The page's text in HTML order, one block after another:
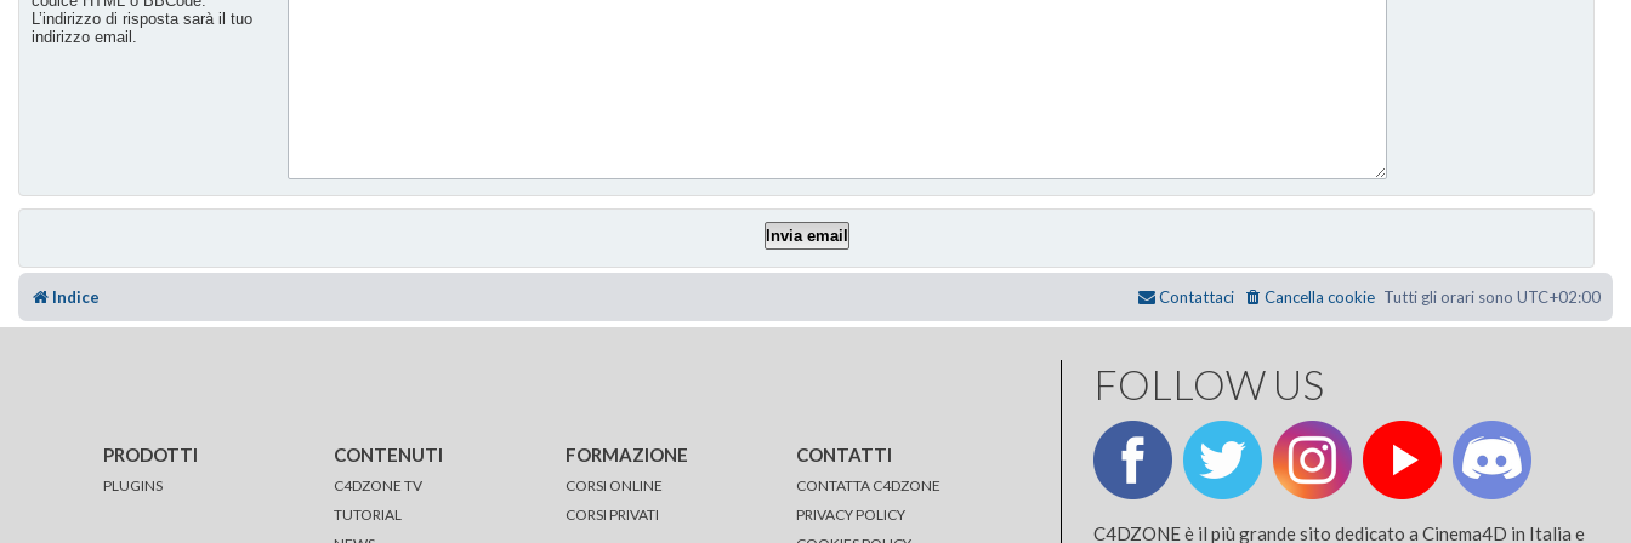
L’indirizzo di risposta sarà il tuo
indirizzo email.
Indice Tutti gli orari sono UTC+02:00
Cancella cookie
Contattaci
PRODOTTI
PLUGINS
CONTENUTI
C4DZONE TV
TUTORIAL
FORMAZIONE
CORSI ONLINE
CORSI PRIVATI
CONTATTI
CONTATTA C4DZONE
PRIVACY POLICY
FOLLOW US
C4DZONE è il più grande sito dedicato a Cinema4D in Italia e